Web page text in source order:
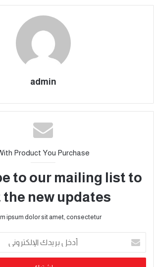
admin
Product You Purchase
to our mailing list to
the new updates!
ipsum dolor sit amet, consectetur.